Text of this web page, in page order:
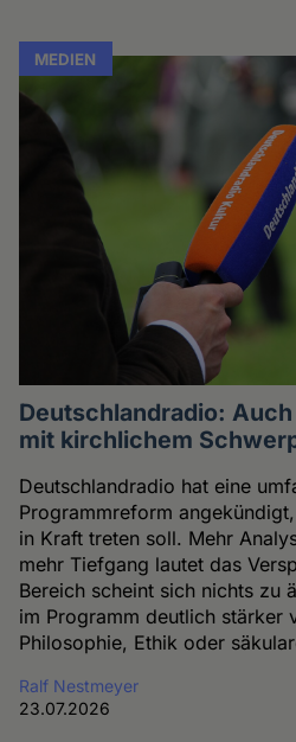
MEDIEN
Deutschlandradio:
mit kirchlichem
Deutschlandradio hat eine
Programmreform
in Kraft treten soll. Mehr
mehr Tiefgang lautet das
Bereich scheint sich nichts zu
im Programm deutlich stärker
Philosophie, Ethik oder
Ralf Nestmeyer
23.07.2026